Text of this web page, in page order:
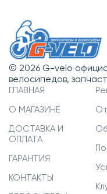
© 2026 G-velo
велосипедов,
ГЛАВНАЯ
О МАГАЗИНЕ
ДОСТАВКА И
ОПЛАТА
ГАРАНТИЯ
КОНТАКТЫ